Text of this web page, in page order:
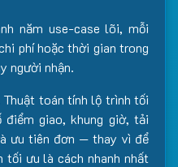
năm use-case lõi, mỗi
phí hoặc thời gian trong
người nhận.
Thuật toán tính lộ trình tối
giao, khung giờ, tải
ưu tiên đơn — thay vì để
ưu là cách nhanh nhất